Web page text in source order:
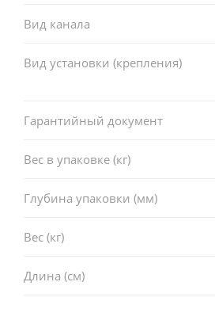
Вид канала
Вид установки (крепления)
Гарантийный документ
Вес в упаковке (кг)
Глубина упаковки (мм)
Вес (кг)
Длина (см)